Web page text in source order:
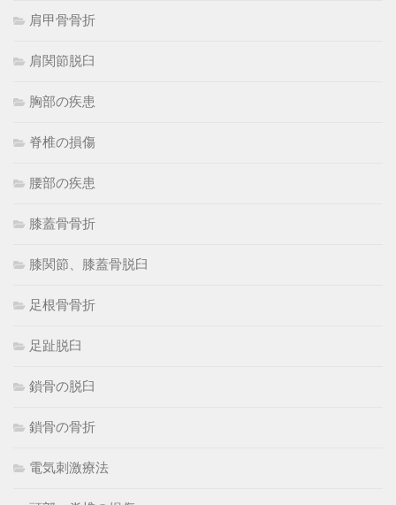
肩甲骨骨折
肩関節脱臼
胸部の疾患
脊椎の損傷
腰部の疾患
膝蓋骨骨折
膝関節、膝蓋骨脱臼
足根骨骨折
足趾脱臼
鎖骨の脱臼
鎖骨の骨折
電気刺激療法